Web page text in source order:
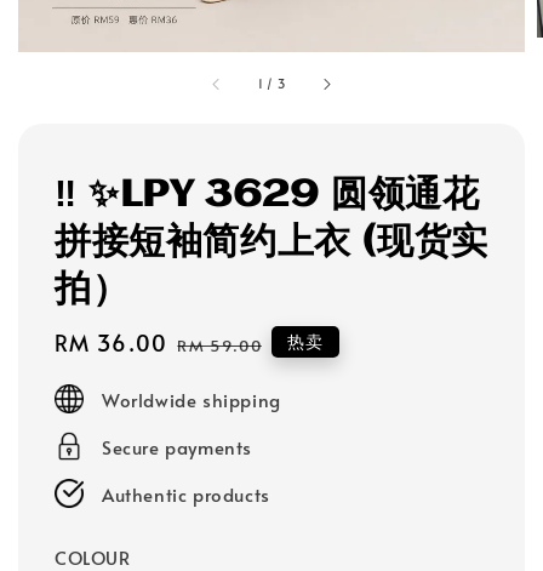
1 / 3
‼️ ✨LPY 3629 圆领通花
拼接短袖简约上衣 (现货实
拍）
Sale
RM 36.00 Regular
RM 59.00 热卖
Worldwide shipping
Secure payments
Authentic products
COLOUR